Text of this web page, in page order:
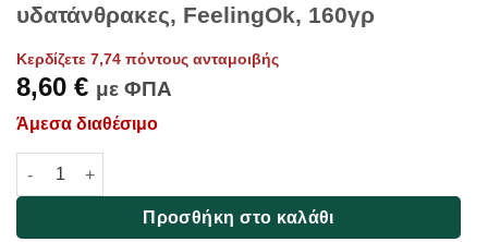
υδατάνθρακες, FeelingOk, 160γρ
Κερδίζετε 7,74 πόντους ανταμοιβής
8,60 € με ΦΠΑ
Άμεσα διαθέσιμο
Πρωτεϊνικές φρυγανιές με χαμηλούς υδατάνθρακες,
Προσθήκη στο καλάθι